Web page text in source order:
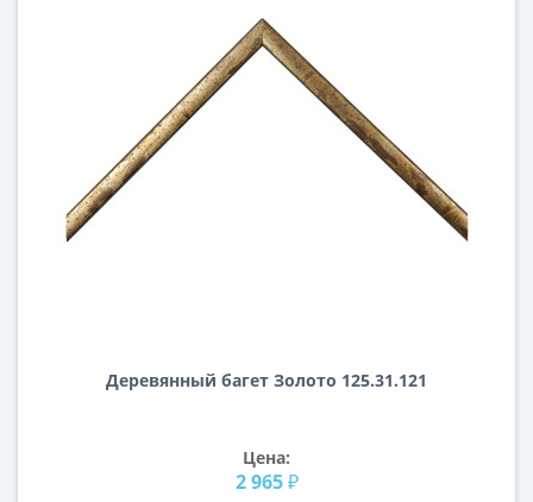
Деревянный багет Золото 125.31.121
Цена:
2 965 ₽